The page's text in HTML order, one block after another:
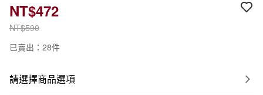
NT$590
NT$472
已賣出：28件
請選擇商品選項